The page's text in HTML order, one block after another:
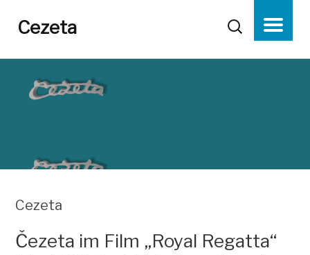
Cezeta
Cezeta
Čezeta im Film „Royal Regatta“